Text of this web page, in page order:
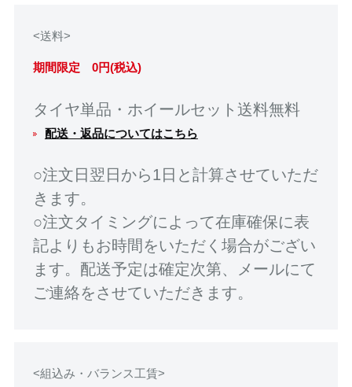
<送料>
期間限定 0円(税込)
タイヤ単品・ホイールセット送料無料
配送・返品についてはこちら
○注文日翌日から1日と計算させていただ
きます。
○注文タイミングによって在庫確保に表
記よりもお時間をいただく場合がござい
ます。配送予定は確定次第、メールにて
ご連絡をさせていただきます。
<組込み・バランス工賃>